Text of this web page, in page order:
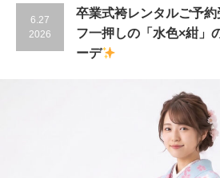
6.27
2026
卒業式袴レンタルご予
フ一押しの「水色×紺」
ーデ